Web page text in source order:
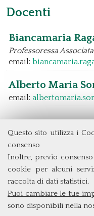
Questo sito utilizza i
consenso
Inoltre, previo
cookie per alcuni
raccolta di dati statistici.
Puoi cambiare le tue
sono disponibili nella
Docenti
Biancamaria
Professoressa
email:
Alberto Maria
email:
Università degli
Tel.